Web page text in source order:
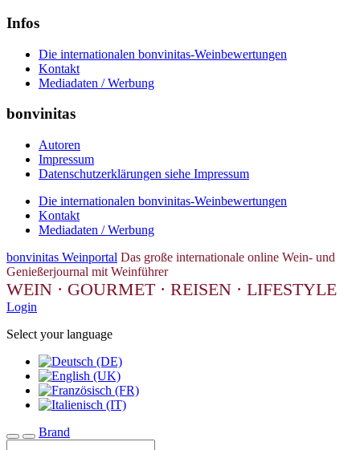
Infos
Die internationalen bonvinitas-Weinbewertungen
Kontakt
Mediadaten / Werbung
bonvinitas
Autoren
Impressum
Datenschutzerklärungen siehe Impressum
Die internationalen bonvinitas-Weinbewertungen
Kontakt
Mediadaten / Werbung
bonvinitas Weinportal Das große internationale online Wein- und
Genießerjournal mit Weinführer
WEIN · GOURMET · REISEN · LIFESTYLE
Login
Select your language
Toggle navigation
Brand